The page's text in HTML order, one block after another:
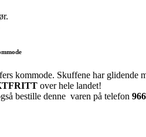
kommode. Skuffene har
over hele landet!
bestille denne varen på telefon